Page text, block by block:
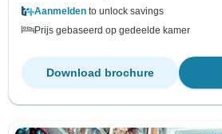
Aanmelden to unlock savings
Prijs gebaseerd op gedeelde kamer
Download brochure